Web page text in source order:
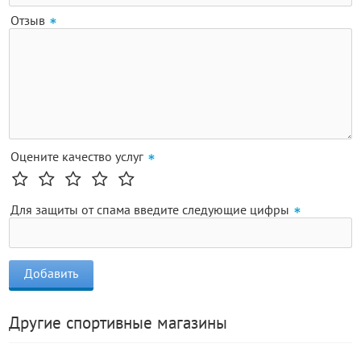
Отзыв
Оцените качество услуг
Для защиты от спама введите следующие цифры
Другие спортивные магазины